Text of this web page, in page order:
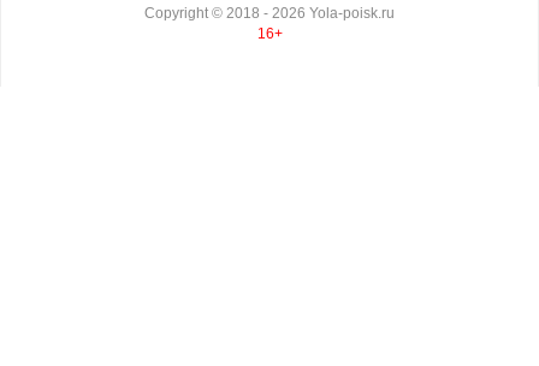
Copyright © 2018 - 2026 Yola-poisk.ru
16+